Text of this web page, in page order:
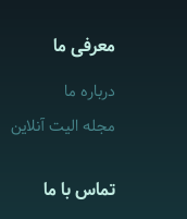
معرفی ما
درباره ما
مجله الیت آنلاین
تماس با ما